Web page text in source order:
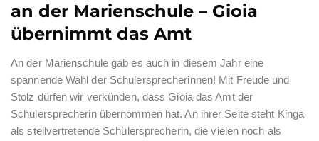
an der Marienschule – Gioia
übernimmt das Amt
An der Marienschule gab es auch in diesem Jahr eine
spannende Wahl der Schülersprecherinnen! Mit Freude und
Stolz dürfen wir verkünden, dass Gioia das Amt der
Schülersprecherin übernommen hat. An ihrer Seite steht Kinga
als stellvertretende Schülersprecherin, die vielen noch als